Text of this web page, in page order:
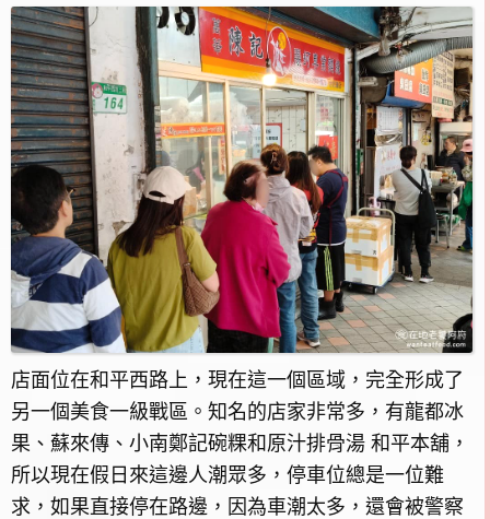
店面位在和平西路上，現在這一個區域，完全形成了
另一個美食一級戰區。知名的店家非常多，有龍都冰
果、蘇來傳、小南鄭記碗粿和原汁排骨湯 和平本舖，
所以現在假日來這邊人潮眾多，停車位總是一位難
求，如果直接停在路邊，因為車潮太多，還會被警察